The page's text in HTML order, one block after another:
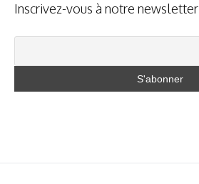
Inscrivez-vous à notre newsletter